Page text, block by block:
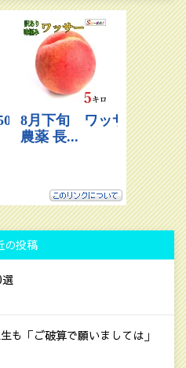
の投稿
も「ご破算で願いましては」